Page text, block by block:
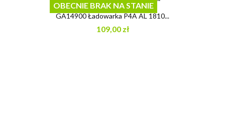
GA14900 Ładowarka P4A AL 1810...
109,00 zł
OBECNIE BRAK NA STANIE